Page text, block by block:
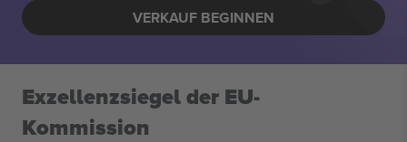
VERKAUF BEGINNEN
Exzellenzsiegel der EU-
Kommission